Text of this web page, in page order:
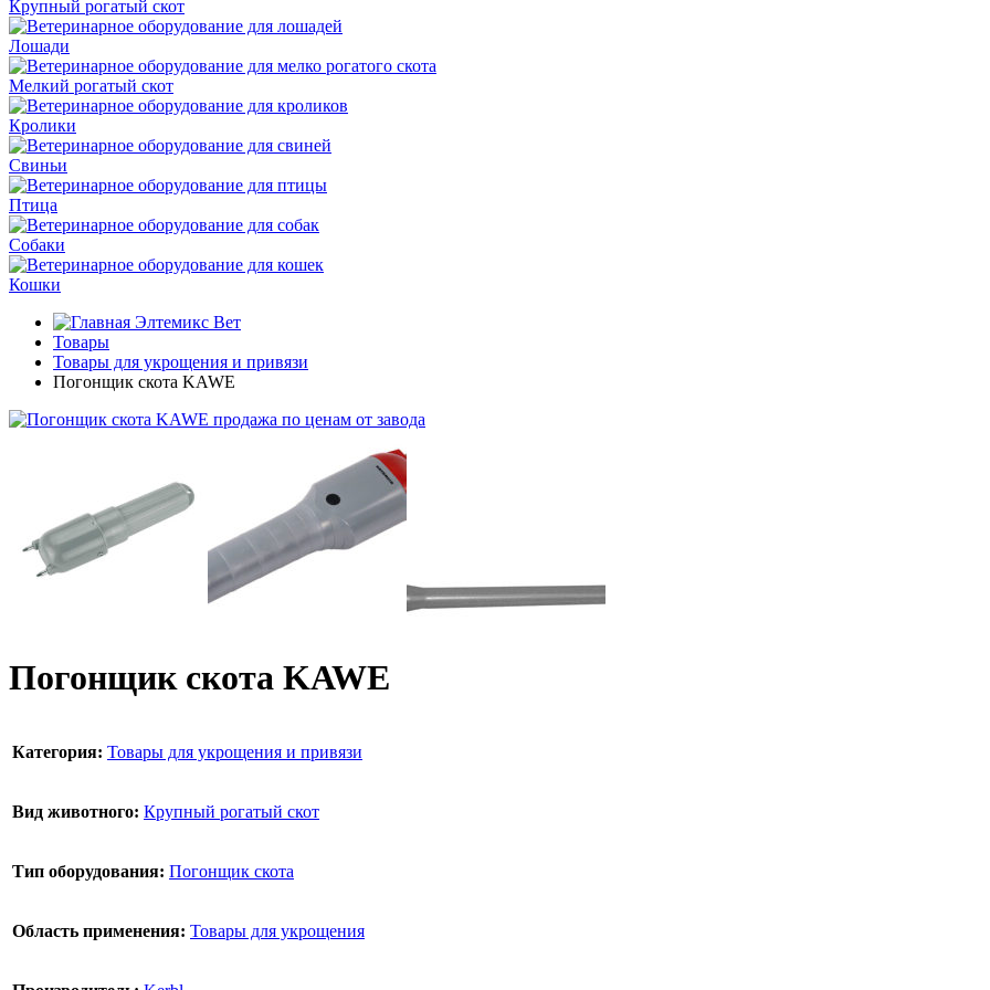
Крупный рогатый скот
Лошади
Мелкий рогатый скот
Кролики
Свиньи
Птица
Собаки
Кошки
Элтемикс Вет
Товары
Товары для укрощения и привязи
Погонщик скота KAWE
Погонщик скота KAWE
Категория: Товары для укрощения и привязи
Вид животного: Крупный рогатый скот
Тип оборудования: Погонщик скота
Область применения: Товары для укрощения